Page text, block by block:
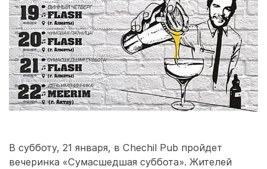
В субботу, 21 января, в Chechil Pub пройдет
вечеринка «Сумасшедшая суббота». Жителей